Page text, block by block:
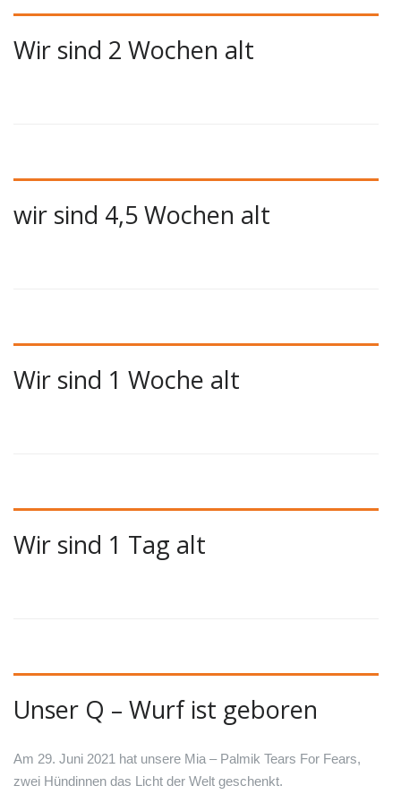
Wir sind 2 Wochen alt
wir sind 4,5 Wochen alt
Wir sind 1 Woche alt
Wir sind 1 Tag alt
Unser Q – Wurf ist geboren
Am 29. Juni 2021 hat unsere Mia – Palmik Tears For Fears,
zwei Hündinnen das Licht der Welt geschenkt.